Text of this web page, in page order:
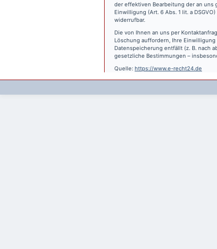
der effektiven Bearbeitung der an uns
Einwilligung (Art. 6 Abs. 1 lit. a
widerrufbar.
Die von Ihnen an uns per
Löschung auffordern, Ihre
Datenspeicherung entfällt (z. B. nach
gesetzliche Bestimmungen –
Quelle: https://www.e-recht24.de